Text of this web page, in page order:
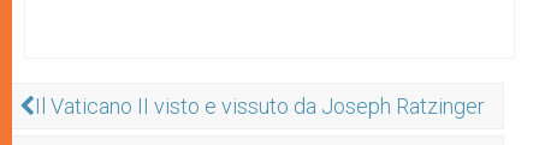
Il Vaticano II visto e vissuto da Joseph Ratzinger